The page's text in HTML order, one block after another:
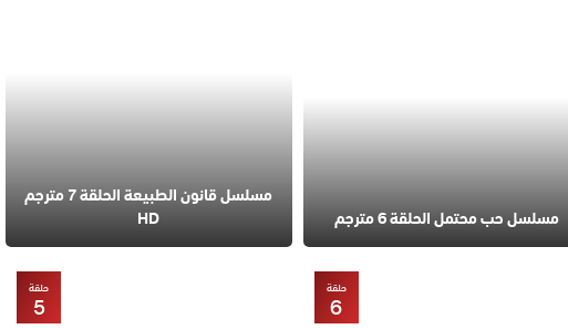
مسلسل حب محتمل الحلقة 6 مترجم
مسلسل قانون الطبيعة الحلقة 7 مترجم
HD
حلقة
6
حلقة
5